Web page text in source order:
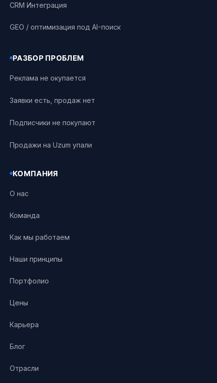
CRM Интеграция
GEO / оптимизация под AI-поиск
РАЗБОР ПРОБЛЕМ
Реклама не окупается
Заявки есть, продаж нет
Подписчики не покупают
Продажи на Uzum упали
КОМПАНИЯ
О нас
Команда
Как мы работаем
Наши принципы
Портфолио
Цены
Карьера
Блог
Отрасли